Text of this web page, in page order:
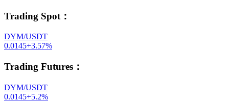
Trading Spot ：
DYM/USDT
0.0145+3.57%
Trading Futures ：
DYM/USDT
0.0145+5.2%